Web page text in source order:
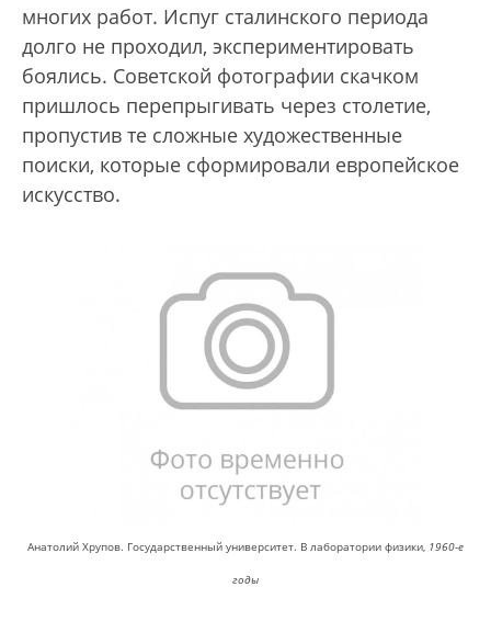
многих работ. Испуг сталинского периода
долго не проходил, экспериментировать
боялись. Советской фотографии скачком
пришлось перепрыгивать через столетие,
пропустив те сложные художественные
поиски, которые сформировали европейское
искусство.
Анатолий Хрупов. Государственный университет. В лаборатории физики, 1960-е
годы